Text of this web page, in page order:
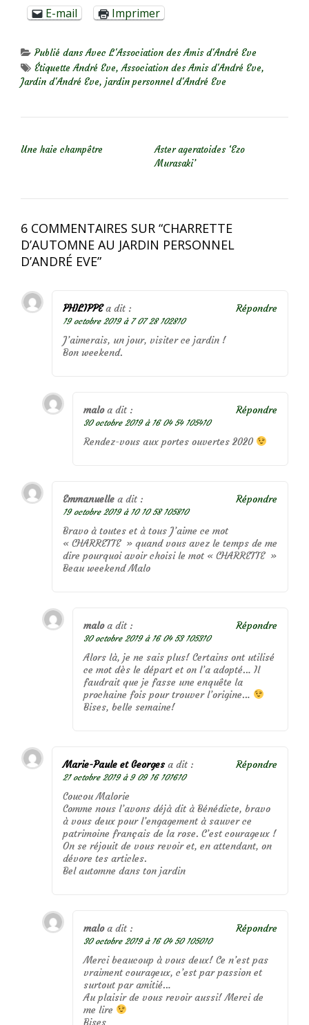
E-mail Imprimer
Publié dansAvec L'Association des Amis d'André Eve
ÉtiquetteAndré Eve,Association des Amis d'André Eve,
Jardin d'André Eve, jardin personnel d'André Eve
Une haie champêtre
Aster ageratoides ‘Ezo
Murasaki’
6 COMMENTAIRES SUR “CHARRETTE
D’AUTOMNE AU JARDIN PERSONNEL
D’ANDRÉ EVE”
PHILIPPE a dit :
19 octobre 2019 à 7 07 28 102810
J’aimerais, un jour, visiter ce jardin !
Bon weekend.
Répondre
malo a dit :
30 octobre 2019 à 16 04 54 105410
Rendez-vous aux portes ouvertes 2020
Répondre
Emmanuelle a dit :
19 octobre 2019 à 10 10 58 105810
Bravo à toutes et à tous J’aime ce mot
« CHARRETTE » quand vous avez le temps de me
dire pourquoi avoir choisi le mot « CHARRETTE »
Beau weekend Malo
Répondre
malo a dit :
30 octobre 2019 à 16 04 53 105310
Alors là, je ne sais plus! Certains ont utilisé
ce mot dès le départ et on l’a adopté… Il
faudrait que je fasse une enquête la
prochaine fois pour trouver l’origine…
Bises, belle semaine!
Répondre
Marie-Paule et Georges a dit :
21 octobre 2019 à 9 09 16 101610
Coucou Malorie
Comme nous l’avons déjà dit à Bénédicte, bravo
à vous deux pour l’engagement à sauver ce
patrimoine français de la rose. C’est courageux !
On se réjouit de vous revoir et, en attendant, on
dévore tes articles.
Bel automne dans ton jardin
Répondre
malo a dit :
30 octobre 2019 à 16 04 50 105010
Merci beaucoup à vous deux! Ce n’est pas
vraiment courageux, c’est par passion et
surtout par amitié…
Au plaisir de vous revoir aussi! Merci de
me lire
Bises
Répondre